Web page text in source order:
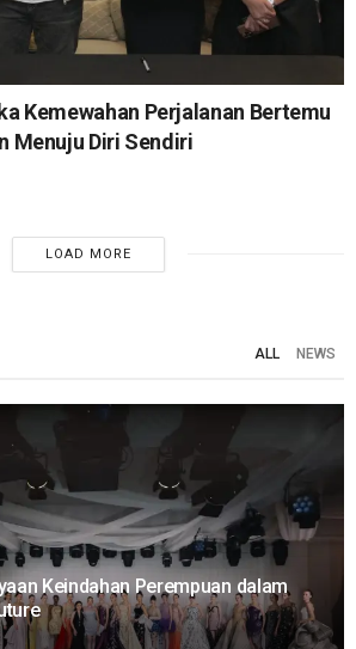
Kemewahan Perjalanan Bertemu
Menuju Diri Sendiri
LOAD MORE
ALL NEWS
Keindahan Perempuan dalam